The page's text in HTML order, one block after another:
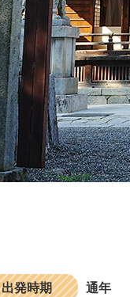
出発時期 通年